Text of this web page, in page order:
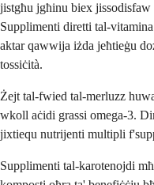
jistgħu jgħinu biex
Supplimenti diretti tal-
aktar qawwija iżda jeħtieġu
tossiċità.
Żejt tal-fwied tal-merluzz
wkoll aċidi grassi omega-3.
jixtiequ nutrijenti multipli
Supplimenti tal-karotenojdi